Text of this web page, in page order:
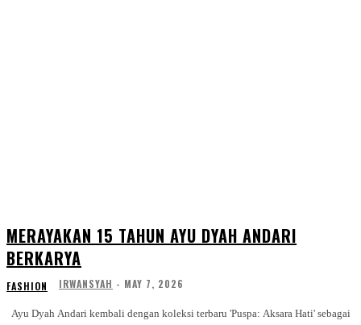
MERAYAKAN 15 TAHUN AYU DYAH ANDARI
BERKARYA
FASHION IRWANSYAH - MAY 7, 2026